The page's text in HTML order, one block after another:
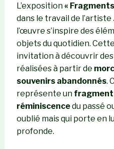
L’exposition« Fragments
dans le travail de l’artiste
l’œuvre s’inspire des
objets du quotidien.
invitation à découvrir
réalisées à partir de
souvenirs abandonnés.
représente un fragment
réminiscencedu passé
oublié mais qui porte en
profonde.